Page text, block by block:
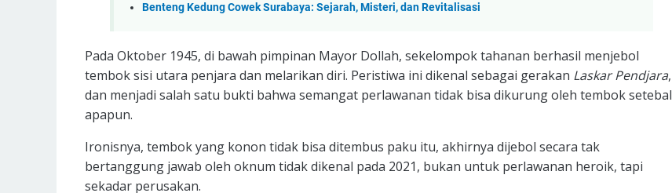
Benteng Kedung Cowek Surabaya: Sejarah, Misteri, dan Revitalisasi
Pada Oktober 1945, di bawah pimpinan Mayor Dollah, sekelompok tahanan berhasil menjebol
tembok sisi utara penjara dan melarikan diri. Peristiwa ini dikenal sebagai gerakan Laskar Pendjara,
dan menjadi salah satu bukti bahwa semangat perlawanan tidak bisa dikurung oleh tembok setebal
apapun.
Ironisnya, tembok yang konon tidak bisa ditembus paku itu, akhirnya dijebol secara tak
bertanggung jawab oleh oknum tidak dikenal pada 2021, bukan untuk perlawanan heroik, tapi
sekadar perusakan.